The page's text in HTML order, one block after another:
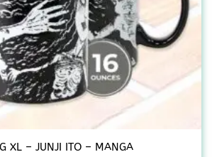
XL – JUNJI ITO – MANGA